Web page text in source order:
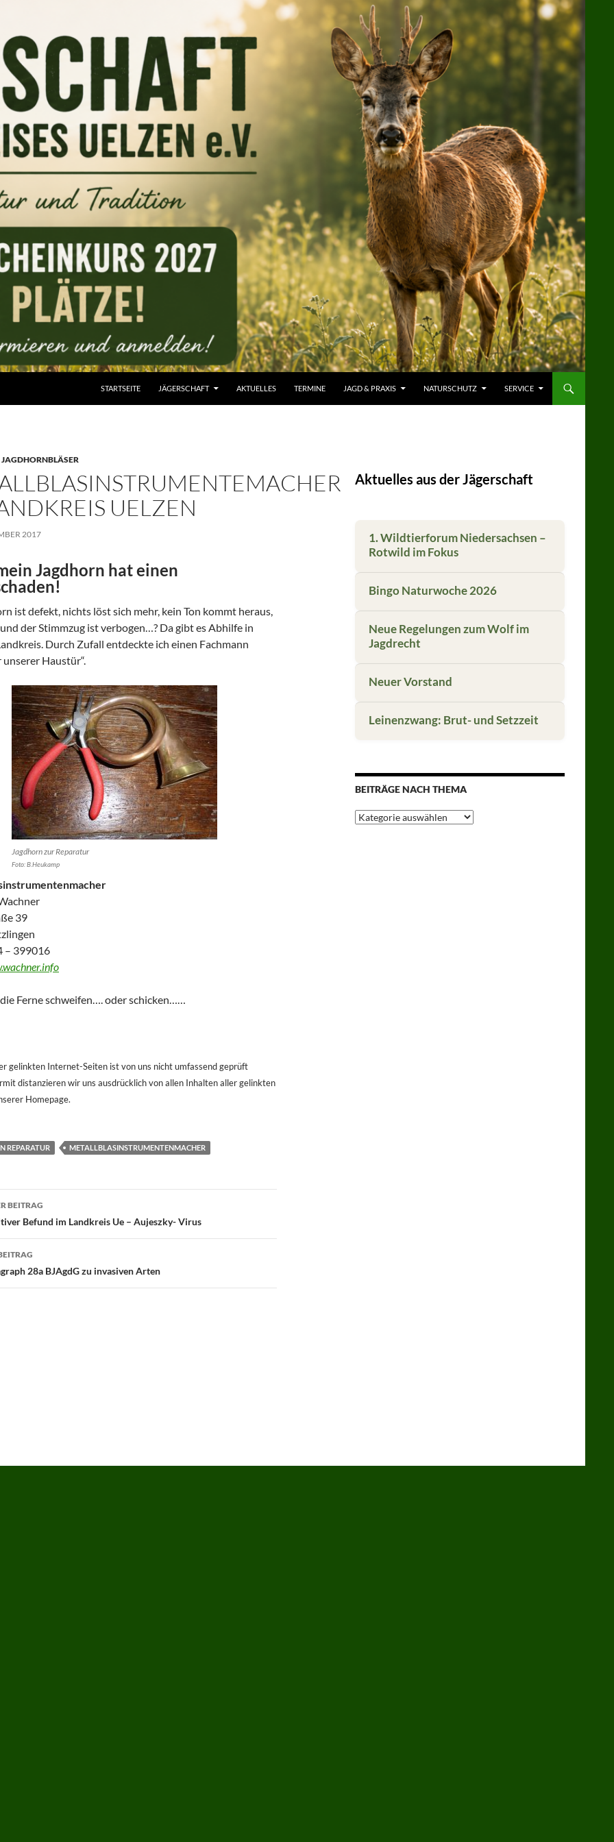
STARTSEITE JÄGERSCHAFT AKTUELLES TERMINE JAGD & PRAXIS NATURSCHUTZ SERVICE
JAGDHORNBLÄSER
UELZEN
2017
Jagdhorn hat einen
ist defekt, nichts löst sich mehr, kein Ton kommt heraus,
der Stimmzug ist verbogen…? Da gibt es Abhilfe in
Durch Zufall entdeckte ich einen Fachmann
Haustür“.
Jagdhorn zur Reparatur
Foto: B.Heukamp
39
– 399016
Ferne schweifen…. oder schicken……
gelinkten Internet-Seiten ist von uns nicht umfassend geprüft
distanzieren wir uns ausdrücklich von allen Inhalten aller gelinkten
Homepage.
REPARATUR METALLBLASINSTRUMENTENMACHER
BEITRAG
Befund im Landkreis Ue – Aujeszky- Virus
28a BJAgdG zu invasiven Arten
Aktuelles aus der Jägerschaft
1. Wildtierforum Niedersachsen –
Rotwild im Fokus
Bingo Naturwoche 2026
Neue Regelungen zum Wolf im
Jagdrecht
Neuer Vorstand
Leinenzwang: Brut- und Setzzeit
BEITRÄGE NACH THEMA
Beiträge
nach